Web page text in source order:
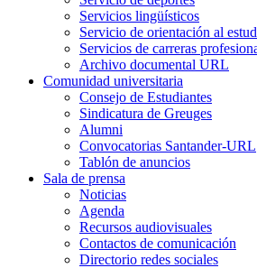
Servicios lingüísticos
Servicio de orientación al
Servicios de carreras
Archivo documental URL
Comunidad universitaria
Consejo de Estudiantes
Sindicatura de Greuges
Alumni
Convocatorias Santander-URL
Tablón de anuncios
Sala de prensa
Noticias
Agenda
Recursos audiovisuales
Contactos de comunicación
Directorio redes sociales